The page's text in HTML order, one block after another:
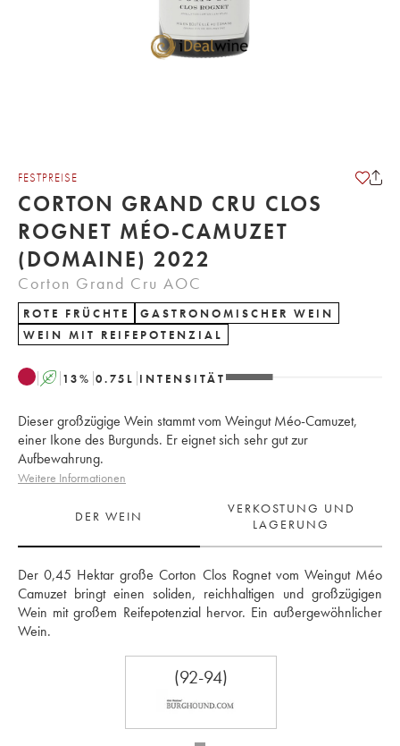
FESTPREISE
CORTON GRAND CRU CLOS
ROGNET MÉO-CAMUZET
(DOMAINE) 2022
Corton Grand Cru AOC
ROTE FRÜCHTE
GASTRONOMISCHER WEIN
WEIN MIT REIFEPOTENZIAL
A 13% 0.75 L INTENSITÄT
Dieser großzügige Wein stammt vom Weingut Méo-Camuzet,
einer Ikone des Burgunds. Er eignet sich sehr gut zur
Aufbewahrung.
Weitere Informationen
DER WEIN
VERKOSTUNG UND
LAGERUNG
Der 0,45 Hektar große Corton Clos Rognet vom Weingut Méo
Camuzet bringt einen soliden, reichhaltigen und großzügigen
Wein mit großem Reifepotenzial hervor. Ein außergewöhnlicher
Wein.
(92-94)